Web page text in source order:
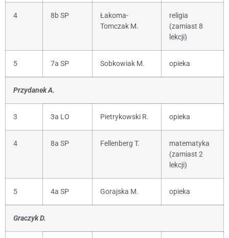
4 8b SP
Łakoma-
Tomczak M.
religia
(zamiast 8
lekcji)
5 7a SP Sobkowiak M. opieka
Przydanek A.
3 3a LO Pietrykowski R. opieka
4 8a SP Fellenberg T.
matematyka
(zamiast 2
lekcji)
5 4a SP Gorajska M. opieka
Graczyk D.